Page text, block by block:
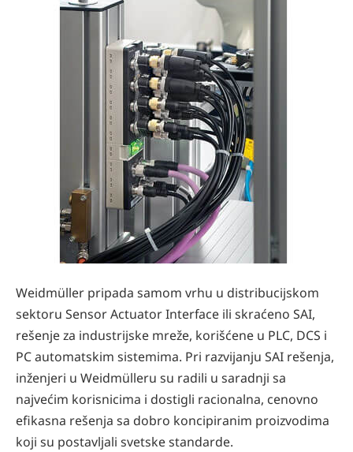
Weidmüller pripada samom vrhu u distribucijskom
sektoru Sensor Actuator Interface ili skraćeno SAI,
rešenje za industrijske mreže, korišćene u PLC, DCS i
PC automatskim sistemima. Pri razvijanju SAI rešenja,
inženjeri u Weidmülleru su radili u saradnji sa
najvećim korisnicima i dostigli racionalna, cenovno
efikasna rešenja sa dobro koncipiranim proizvodima
koji su postavljali svetske standarde.